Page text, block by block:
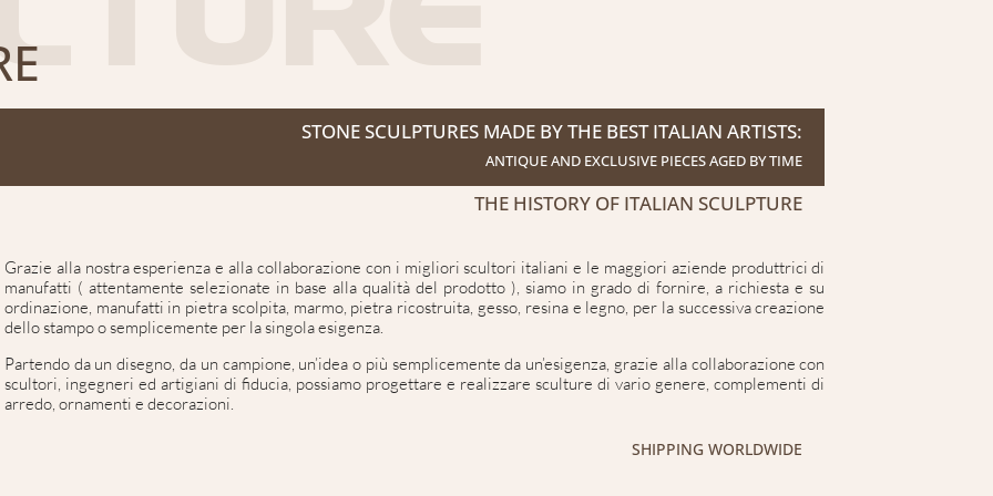
STONE SCULPTURES MADE BY THE BEST ITALIAN ARTISTS:
ANTIQUE AND EXCLUSIVE PIECES AGED BY TIME
THE HISTORY OF ITALIAN SCULPTURE
Grazie alla nostra esperienza e alla collaborazione con i migliori scultori italiani e le maggiori aziende produttrici di
manufatti ( attentamente selezionate in base alla qualità del prodotto ), siamo in grado di fornire, a richiesta e su
ordinazione, manufatti in pietra scolpita, marmo, pietra ricostruita, gesso, resina e legno, per la successiva creazione
dello stampo o semplicemente per la singola esigenza.
Partendo da un disegno, da un campione, un’idea o più semplicemente da un’esigenza, grazie alla collaborazione con
scultori, ingegneri ed artigiani di fiducia, possiamo progettare e realizzare sculture di vario genere, complementi di
arredo, ornamenti e decorazioni.
SHIPPING WORLDWIDE